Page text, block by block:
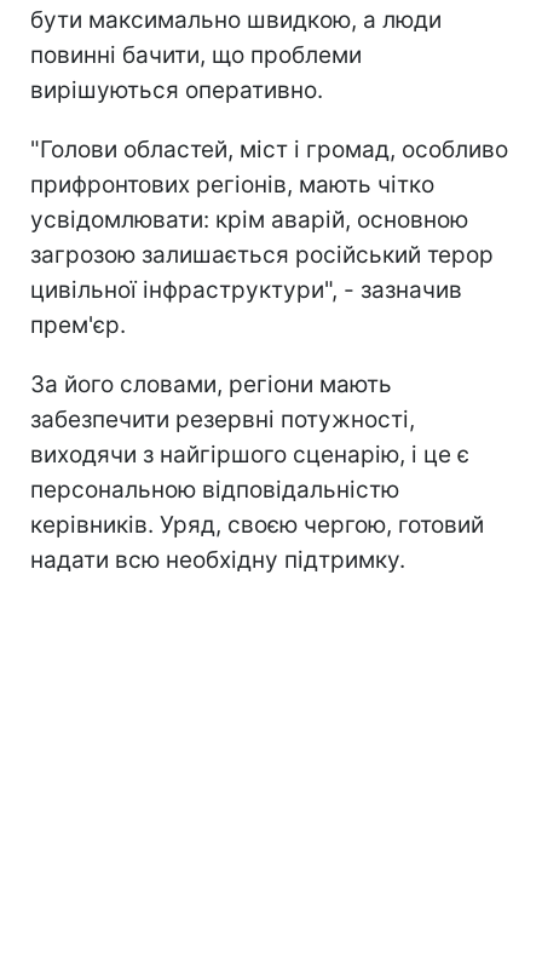
бути максимально швидкою, а люди
повинні бачити, що проблеми
вирішуються оперативно.
"Голови областей, міст і громад, особливо
прифронтових регіонів, мають чітко
усвідомлювати: крім аварій, основною
загрозою залишається російський терор
цивільної інфраструктури", - зазначив
прем'єр.
За його словами, регіони мають
забезпечити резервні потужності,
виходячи з найгіршого сценарію, і це є
персональною відповідальністю
керівників. Уряд, своєю чергою, готовий
надати всю необхідну підтримку.